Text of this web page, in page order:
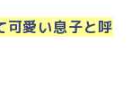
可愛い息子と呼